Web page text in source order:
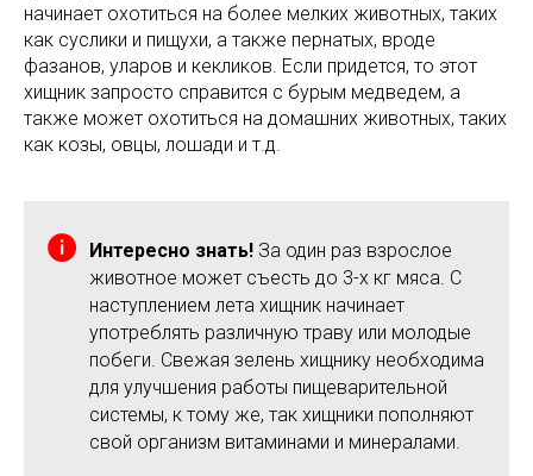
начинает охотиться на более мелких животных, таких
как суслики и пищухи, а также пернатых, вроде
фазанов, уларов и кекликов. Если придется, то этот
хищник запросто справится с бурым медведем, а
также может охотиться на домашних животных, таких
как козы, овцы, лошади и т.д.
Интересно знать! За один раз взрослое
животное может съесть до 3-х кг мяса. С
наступлением лета хищник начинает
употреблять различную траву или молодые
побеги. Свежая зелень хищнику необходима
для улучшения работы пищеварительной
системы, к тому же, так хищники пополняют
свой организм витаминами и минералами.